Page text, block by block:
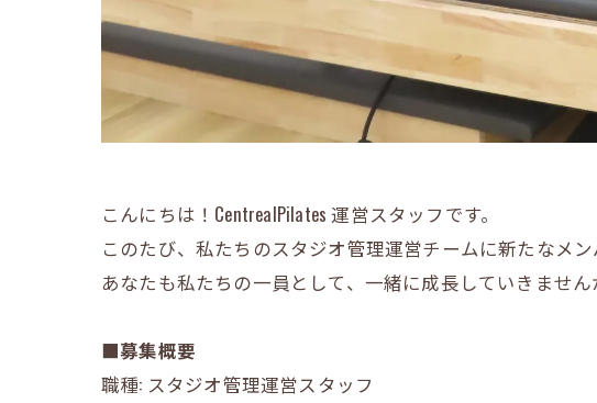
こんにちは！CentrealPilates 運営スタッフです。
このたび、私たちのスタジオ管理運営チームに新たなメ
あなたも私たちの一員として、一緒に成長していきません
■募集概要
職種: スタジオ管理運営スタッフ